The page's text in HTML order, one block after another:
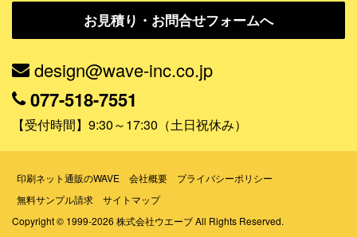
お見積り・お問合せフォームへ
design@wave-inc.co.jp
077-518-7551
【受付時間】9:30～17:30（土日祝休み）
印刷ネット通販のWAVE 会社概要
プライバシーポリシー
無料サンプル請求
サイトマップ
Copyright © 1999-2026 株式会社ウエーブ All Rights Reserved.